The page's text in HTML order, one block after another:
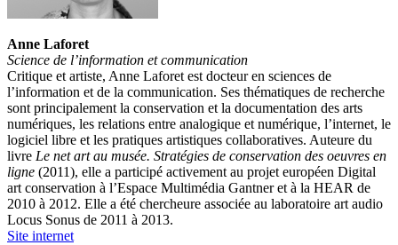
Anne Laforet
Science de l’information et communication
Critique et artiste, Anne Laforet est docteur en sciences de
l’information et de la communication. Ses thématiques de recherche
sont principalement la conservation et la documentation des arts
numériques, les relations entre analogique et numérique, l’internet, le
logiciel libre et les pratiques artistiques collaboratives. Auteure du
livre Le net art au musée. Stratégies de conservation des oeuvres en
ligne (2011), elle a participé activement au projet européen Digital
art conservation à l’Espace Multimédia Gantner et à la HEAR de
2010 à 2012. Elle a été chercheure associée au laboratoire art audio
Locus Sonus de 2011 à 2013.
Site internet